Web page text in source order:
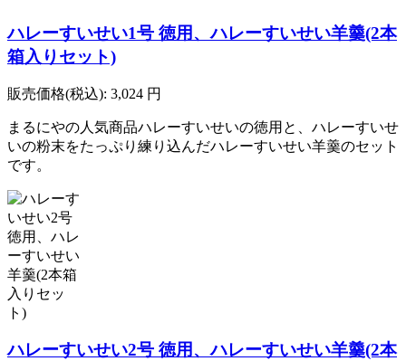
ハレーすいせい1号 徳用、ハレーすいせい羊羹(2本
箱入りセット)
販売価格(税込): 3,024 円
まるにやの人気商品ハレーすいせいの徳用と、ハレーすいせ
いの粉末をたっぷり練り込んだハレーすいせい羊羹のセット
です。
ハレーすいせい2号 徳用、ハレーすいせい羊羹(2本